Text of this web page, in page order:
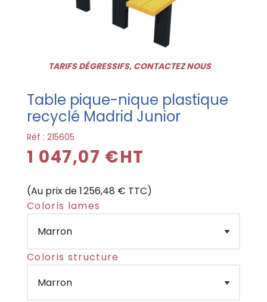
TARIFS DÉGRESSIFS, CONTACTEZ NOUS
Table pique-nique plastique
recyclé Madrid Junior
Réf : 215605
1 047,07 €HT
(Au prix de 1 256,48 € TTC)
Coloris lames
Coloris structure